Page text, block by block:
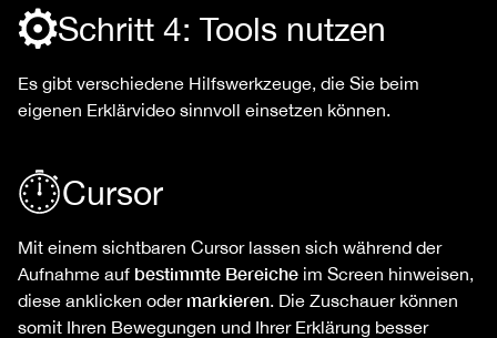
Schritt 4: Tools nutzen
Es gibt verschiedene Hilfswerkzeuge, die Sie beim
eigenen Erklärvideo sinnvoll einsetzen können.
Cursor
Mit einem sichtbaren Cursor lassen sich während der
Aufnahme auf bestimmte Bereiche im Screen hinweisen,
diese anklicken oder markieren . Die Zuschauer können
somit Ihren Bewegungen und Ihrer Erklärung besser